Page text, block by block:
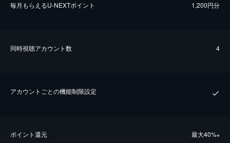
毎⽉もらえるU-NEXTポイント 1,200円分
同時視聴アカウント数 4
アカウントごとの機能制限設定
ポイント還元 最⼤40%※